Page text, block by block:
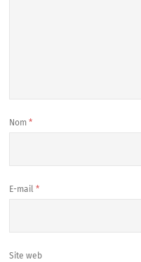
Nom *
E-mail *
Site web